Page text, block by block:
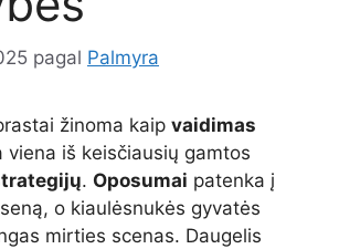
pagal Palmyra
žinoma kaip vaidimas
viena iš keisčiausių gamtos
. Oposumai patenka į
o kiaulėsnukės gyvatės
mirties scenas. Daugelis